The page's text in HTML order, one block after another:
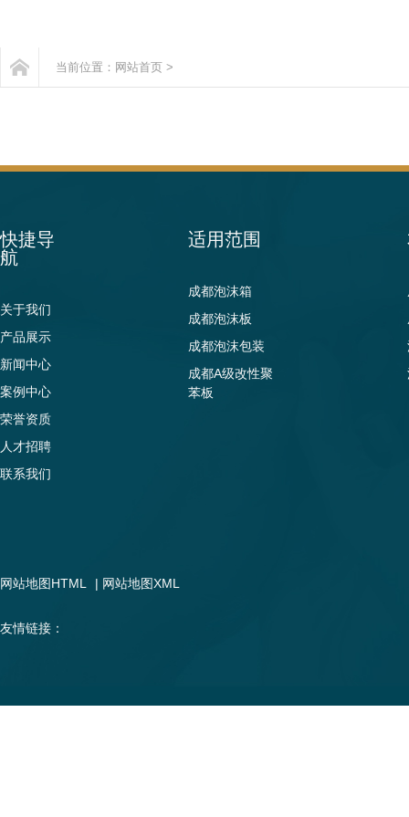
当前位置： 网站首页 >
快捷导
航
关于我们
产品展示
新闻中心
案例中心
荣誉资质
人才招聘
联系我们
适用范围
成都泡沫箱
成都泡沫板
成都泡沫包装
成都A级改性聚
苯板
网站地图HTML | 网站地图XML
友情链接：